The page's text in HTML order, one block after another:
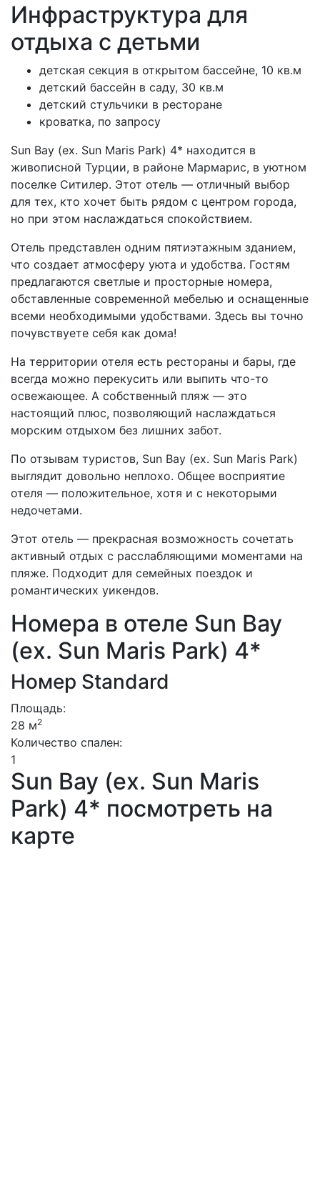
Инфраструктура для
отдыха с детьми
детская секция в открытом бассейне, 10 кв.м
детский бассейн в саду, 30 кв.м
детский стульчики в ресторане
кроватка, по запросу
Sun Bay (ex. Sun Maris Park) 4* находится в
живописной Турции, в районе Мармарис, в уютном
поселке Ситилер. Этот отель — отличный выбор
для тех, кто хочет быть рядом с центром города,
но при этом наслаждаться спокойствием.
Отель представлен одним пятиэтажным зданием,
что создает атмосферу уюта и удобства. Гостям
предлагаются светлые и просторные номера,
обставленные современной мебелью и оснащенные
всеми необходимыми удобствами. Здесь вы точно
почувствуете себя как дома!
На территории отеля есть рестораны и бары, где
всегда можно перекусить или выпить что-то
освежающее. А собственный пляж — это
настоящий плюс, позволяющий наслаждаться
морским отдыхом без лишних забот.
По отзывам туристов, Sun Bay (ex. Sun Maris Park)
выглядит довольно неплохо. Общее восприятие
отеля — положительное, хотя и с некоторыми
недочетами.
Этот отель — прекрасная возможность сочетать
активный отдых с расслабляющими моментами на
пляже. Подходит для семейных поездок и
романтических уикендов.
Номера в отеле Sun Bay
(ex. Sun Maris Park) 4*
Номер Standard
Площадь:
28 м2
Количество спален:
1
Sun Bay (ex. Sun Maris
Park) 4* посмотреть на
карте